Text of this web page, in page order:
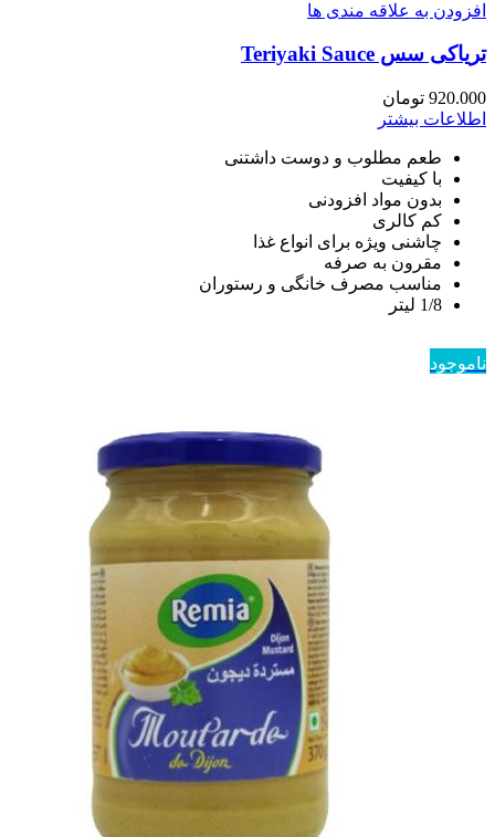
افزودن به علاقه مندی ها
تریاکی سس Teriyaki Sauce
920.000 تومان
اطلاعات بیشتر
طعم مطلوب و دوست داشتنی
با کیفیت
بدون مواد افزودنی
کم کالری
چاشنی ویژه برای انواع غذا
مقرون به صرفه
مناسب مصرف خانگی و رستوران
1/8 لیتر
ناموجود